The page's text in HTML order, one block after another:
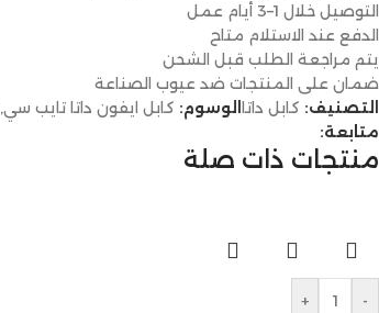
التوصيل خلال 1–3 أيام عمل
الدفع عند الاستلام متاح
يتم مراجعة الطلب قبل الشحن
ضمان على المنتجات ضد عيوب الصناعة
التصنيف: كابل داتا الوسوم: كابل ايفون داتا تايب سي,
متابعة:
منتجات ذات صلة
-
+